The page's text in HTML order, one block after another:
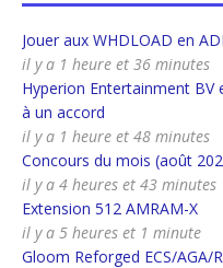
Jouer aux WHDLOAD en
il y a 1 heure et 36 minutes
Hyperion Entertainment
à un accord
il y a 1 heure et 48 minutes
Concours du mois (août
il y a 4 heures et 43 minutes
Extension 512 AMRAM-X
il y a 5 heures et 1 minute
Gloom Reforged ECS/AGA/